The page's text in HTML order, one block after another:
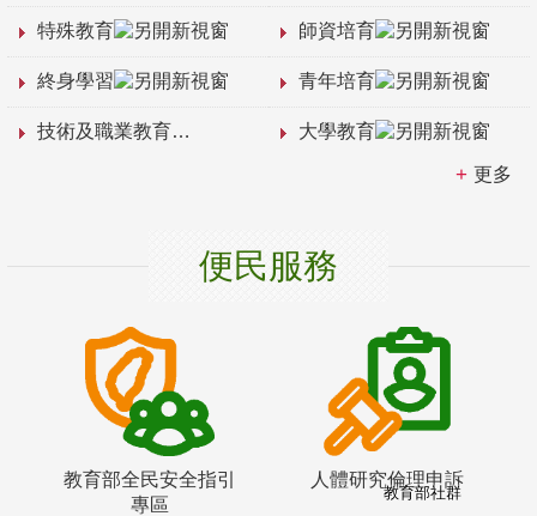
特殊教育 師資培育
終身學習 青年培育
技術及職業教育 大學教育
更多
便民服務
教育部全民安全指引
專區
人體研究倫理申訴
教育部社群